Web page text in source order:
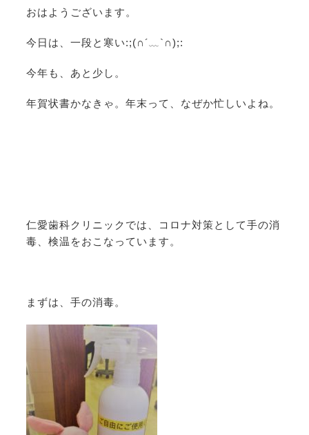
おはようございます。
今日は、一段と寒い:;(∩´﹏`∩);:
今年も、あと少し。
年賀状書かなきゃ。年末って、なぜか忙しいよね。
仁愛歯科クリニックでは、コロナ対策として手の消
毒、検温をおこなっています。
まずは、手の消毒。